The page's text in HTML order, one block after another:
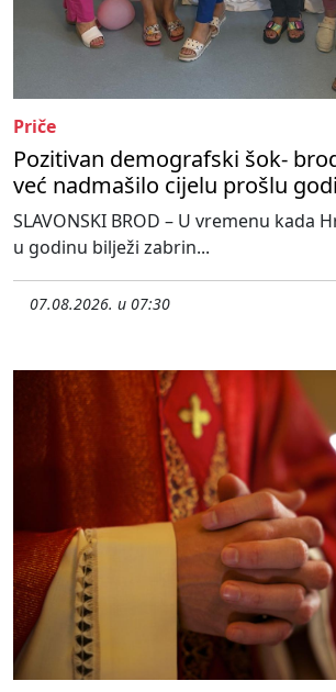
Priče
Pozitivan demografski šok-
već nadmašilo cijelu prošlu
SLAVONSKI BROD – U vremenu kada
u godinu bilježi zabrin...
07.08.2026. u 07:30